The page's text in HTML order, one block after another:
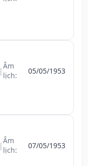
|Âm
lịch:
05/05/1953
|Âm
lịch:
07/05/1953